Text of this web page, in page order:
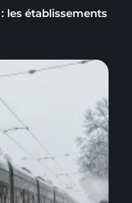
les établissements